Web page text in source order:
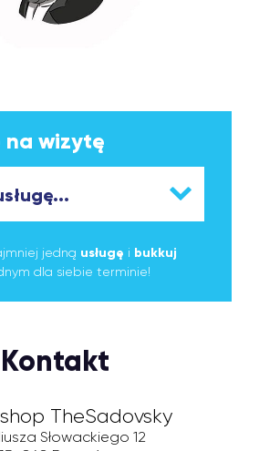
na wizytę
jedną usługę i bukkuj
dla siebie terminie!
Kontakt
TheSadovsky
Słowackiego 12